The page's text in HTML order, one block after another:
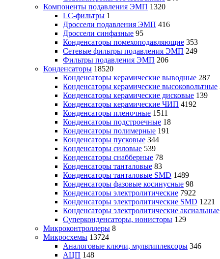
Компоненты подавления ЭМП 1320
LC-фильтры 1
Дроссели подавления ЭМП 416
Дроссели синфазные 95
Конденсаторы помехоподавляющие 353
Сетевые фильтры подавления ЭМП 249
Фильтры подавления ЭМП 206
Конденсаторы 18520
Конденсаторы керамические выводные 287
Конденсаторы керамические высоковольтные
Конденсаторы керамические дисковые 139
Конденсаторы керамические ЧИП 4192
Конденсаторы пленочные 1511
Конденсаторы подстроечные 18
Конденсаторы полимерные 191
Конденсаторы пусковые 344
Конденсаторы силовые 539
Конденсаторы снабберные 78
Конденсаторы танталовые 83
Конденсаторы танталовые SMD 1489
Конденсаторы фазовые косинусные 98
Конденсаторы электролитические 7922
Конденсаторы электролитические SMD 1221
Конденсаторы электролитические аксиальные
Суперконденсаторы, ионисторы 129
Микроконтроллеры 8
Микросхемы 13724
Аналоговые ключи, мультиплексоры 346
АЦП 148